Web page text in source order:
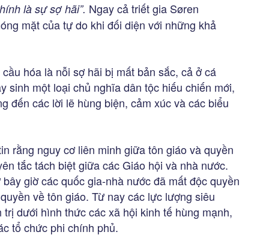
là sự sợ hãi”. Ngay cả triết gia Søren
mặt của tự do khi đối diện với những khả
hóa là nỗi sợ hãi bị mất bản sắc, cả ở cá
sinh một loại chủ nghĩa dân tộc hiếu chiến mới,
đến các lời lẽ hùng biện, cảm xúc và các biểu
rằng nguy cơ liên minh giữa tôn giáo và quyền
tắc tách biệt giữa các Giáo hội và nhà nước.
giờ các quốc gia-nhà nước đã mất độc quyền
về tôn giáo. Từ nay các lực lượng siêu
dưới hình thức các xã hội kinh tế hùng mạnh,
tổ chức phi chính phủ.